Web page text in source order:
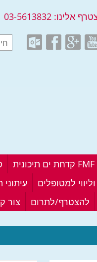
אלינו: 03-5613832
FMF קדחת ים תיכונית
למטופלים
להצטרף/לתרום צור